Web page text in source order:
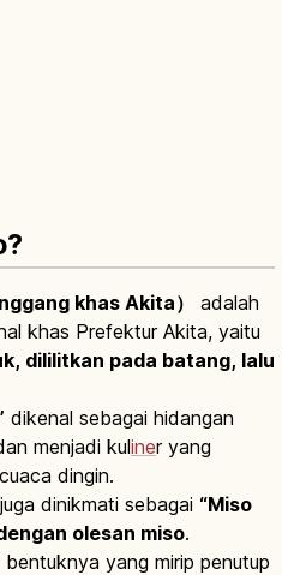
khas Akita）
adalah
khas Prefektur Akita, yaitu
dililitkan pada batang, lalu
dikenal sebagai hidangan
menjadi kuliner yang
dingin.
dinikmati sebagai “Miso
olesan miso.
yang mirip penutup